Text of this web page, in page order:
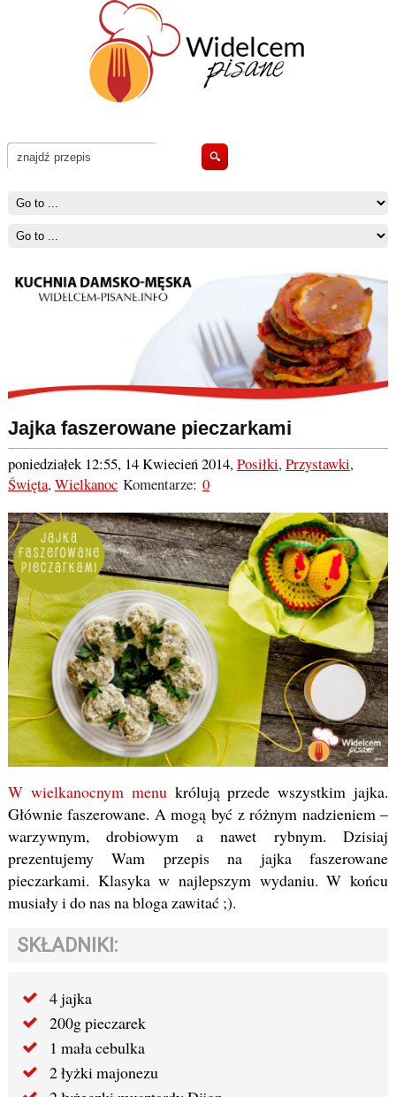
Jajka faszerowane pieczarkami
poniedziałek 12:55, 14 Kwiecień 2014,Posiłki,Przystawki,
Święta,WielkanocKomentarze: 0
W wielkanocnym menukrólują przede wszystkim jajka.
Głównie faszerowane. A mogą być z różnym nadzieniem –
warzywnym, drobiowym a nawet rybnym. Dzisiaj
prezentujemy Wam przepis na jajka faszerowane
pieczarkami. Klasyka w najlepszym wydaniu. W końcu
musiały i do nas na bloga zawitać ;).
SKŁADNIKI:
4 jajka
200g pieczarek
1 mała cebulka
2 łyżki majonezu